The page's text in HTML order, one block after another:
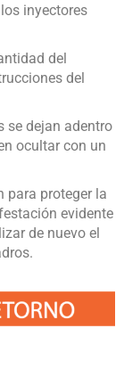
inyectores
del
del
se dejan adentro
ocultar con un
para proteger la
evidente
de nuevo el